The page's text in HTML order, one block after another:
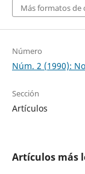
Más formatos de
Número
Núm. 2 (1990):
Sección
Artículos
Artículos más